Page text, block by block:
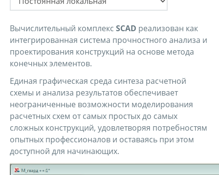
Вычислительный комплекс SCAD реализован как
интегрированная система прочностного анализа и
проектирования конструкций на основе метода
конечных элементов.
Единая графическая среда синтеза расчетной
схемы и анализа результатов обеспечивает
неограниченные возможности моделирования
расчетных схем от самых простых до самых
сложных конструкций, удовлетворяя потребностям
опытных профессионалов и оставаясь при этом
доступной для начинающих.